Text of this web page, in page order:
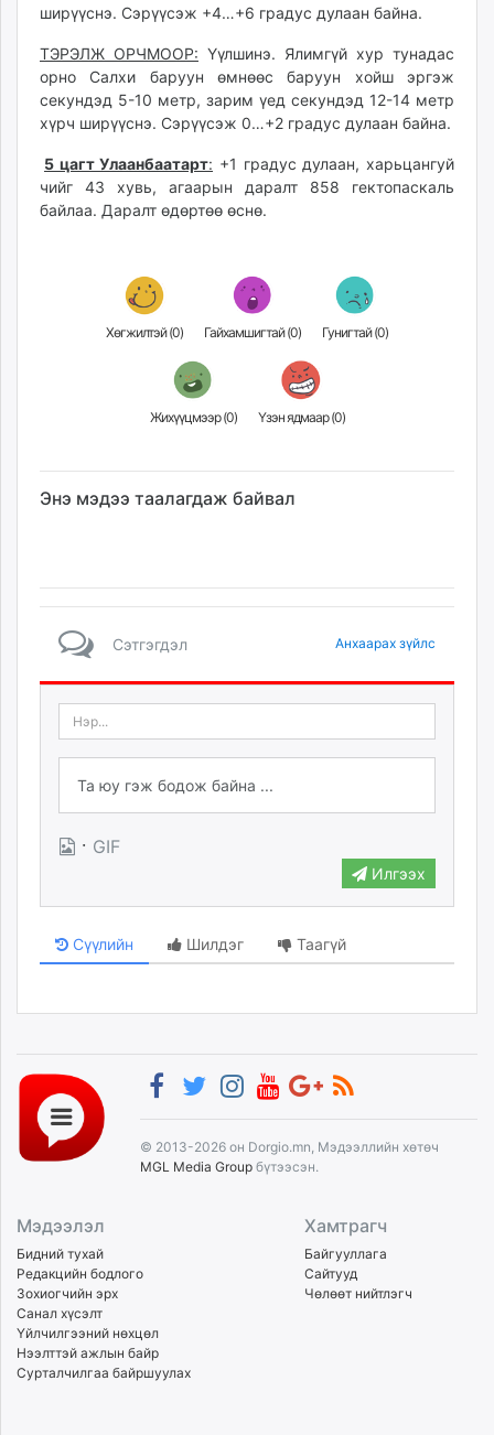
ширүүснэ. Сэрүүсэж +4…+6 градус дулаан байна.
ТЭРЭЛЖ ОРЧМООР: Үүлшинэ. Ялимгүй хур тунадас
орно Салхи баруун өмнөөс баруун хойш эргэж
секундэд 5-10 метр, зарим үед секундэд 12-14 метр
хүрч ширүүснэ. Сэрүүсэж 0…+2 градус дулаан байна.
5 цагт Улаанбаатарт: +1 градус дулаан, харьцангуй
чийг 43 хувь, агаарын даралт 858 гектопаскаль
байлаа. Даралт өдөртөө өснө.
Хөгжилтэй (0) Гайхамшигтай (0) Гунигтай (0)
Жихүүцмээр (0) Үзэн ядмаар (0)
Энэ мэдээ таалагдаж байвал
Сэтгэгдэл Анхаарах зүйлс
· GIF
Илгээх
Сүүлийн Шилдэг Таагүй
© 2013-2026 он Dorgio.mn, Мэдээллийн хөтөч
MGL Media Group бүтээсэн.
Мэдээлэл
Бидний тухай
Редакцийн бодлого
Зохиогчийн эрх
Санал хүсэлт
Үйлчилгээний нөхцөл
Нээлттэй ажлын байр
Сурталчилгаа байршуулах
Хамтрагч
Байгууллага
Сайтууд
Чөлөөт нийтлэгч